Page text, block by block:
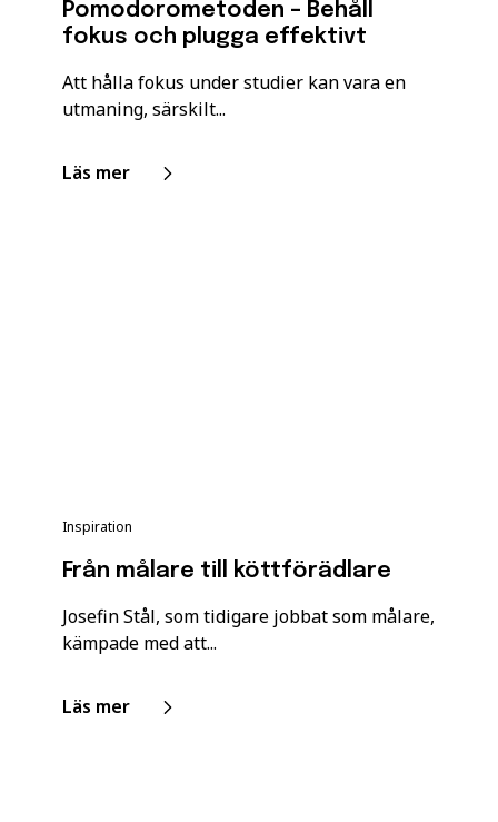
Pomodorometoden – Behåll
fokus och plugga effektivt
Att hålla fokus under studier kan vara en
utmaning, särskilt...
Läs mer
Inspiration
Från målare till köttförädlare
Josefin Stål, som tidigare jobbat som målare,
kämpade med att...
Läs mer